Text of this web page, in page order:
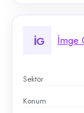
İG İmge
Sektör
Konum